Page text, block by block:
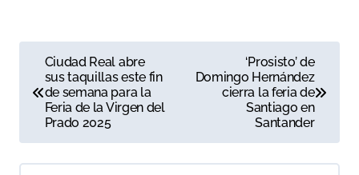
a
e
Ciudad Real abre
sus taquillas este fin
de semana para la
Feria de la Virgen del
Prado 2025
‘Prosisto’ de
Domingo Hernández
cierra la feria de
Santiago en
Santander